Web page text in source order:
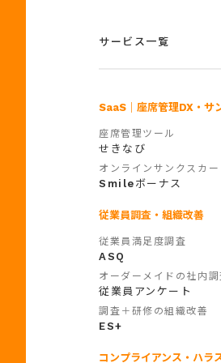
サービス一覧
SaaS ｜座席管理DX・サ
座席管理ツール
せきなび
オンラインサンクスカー
Smile ボーナス
従業員調査・組織改善
従業員満足度調査
ASQ
オーダーメイドの社内調
従業員アンケート
調査＋研修の組織改善
ES+
コンプライアンス・ハラ